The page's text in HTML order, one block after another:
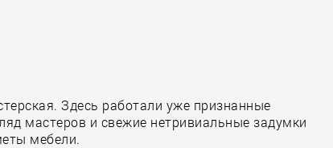
Здесь работали уже признанные
мастеров и свежие нетривиальные задумки
мебели.